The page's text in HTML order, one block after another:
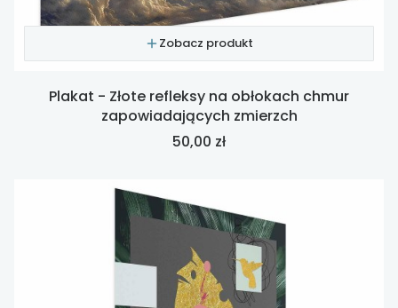
Zobacz produkt
Plakat - Złote refleksy na obłokach chmur
zapowiadających zmierzch
Cena
50,00 zł